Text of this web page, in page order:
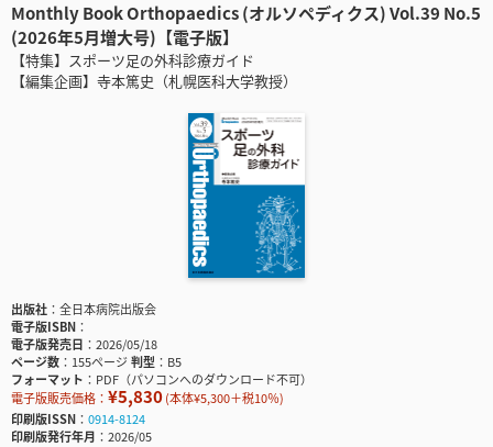
Monthly Book Orthopaedics (オルソペディクス) Vol.39 No.5
(2026年5月増大号)【電子版】
【特集】スポーツ足の外科診療ガイド
【編集企画】寺本篤史（札幌医科大学教授）
出版社
全日本病院出版会
電子版ISBN
電子版発売日
2026/05/18
ページ数
155ページ判型
B5
フォーマット
PDF（パソコンへのダウンロード不可）
電子版販売価格： ¥5,830(本体¥5,300＋税10％)
印刷版ISSN
0914-8124
印刷版発行年月
2026/05